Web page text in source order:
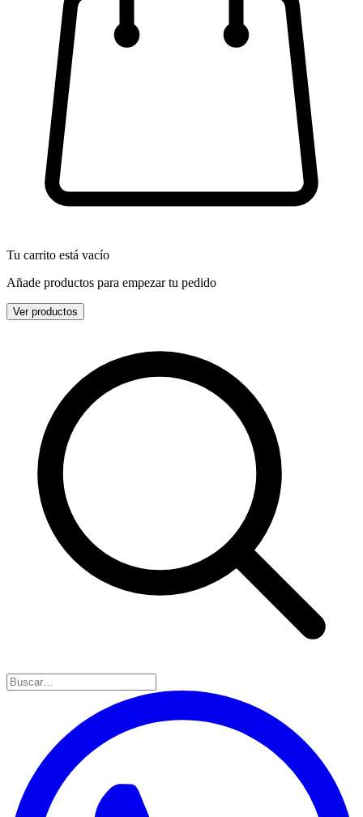
Tu carrito está vacío
Añade productos para empezar tu pedido
Ver productos